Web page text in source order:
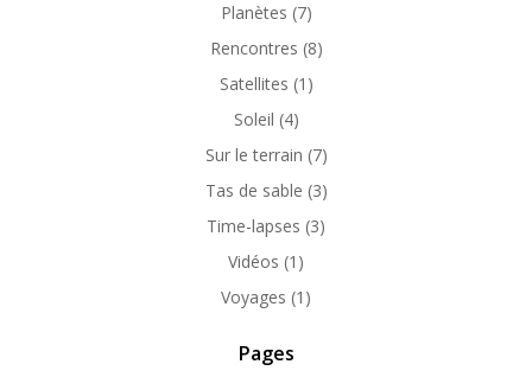
Planètes (7)
Rencontres (8)
Satellites (1)
Soleil (4)
Sur le terrain (7)
Tas de sable (3)
Time-lapses (3)
Vidéos (1)
Voyages (1)
Pages